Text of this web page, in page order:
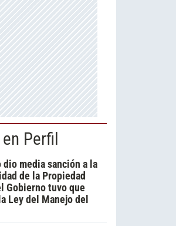
Perfil
dio media sanción a la
de la Propiedad
Gobierno tuvo que
Ley del Manejo del